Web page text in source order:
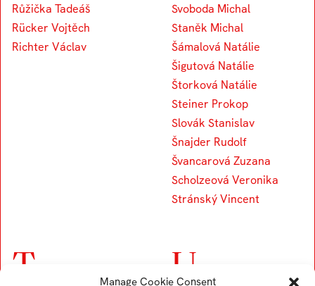
Manage Cookie Consent
Růžička Tadeáš
Rücker Vojtěch
Richter Václav
Svoboda Michal
Staněk Michal
Šámalová Natálie
Šigutová Natálie
Štorková Natálie
Steiner Prokop
Slovák Stanislav
Šnajder Rudolf
Švancarová Zuzana
Scholzeová Veronika
Stránský Vincent
T U